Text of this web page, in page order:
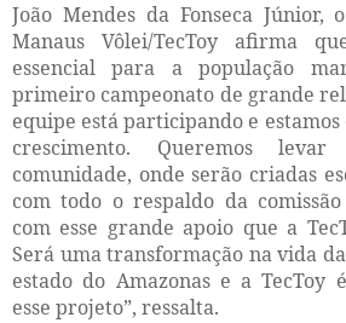
João Mendes da Fonseca Júnior,
Manaus Vôlei/TecToy afirma
essencial para a população
primeiro campeonato de grande
equipe está participando e
crescimento. Queremos
comunidade, onde serão criadas
com todo o respaldo da
com esse grande apoio que a
Será uma transformação na vida
estado do Amazonas e a TecToy
esse projeto”, ressalta.